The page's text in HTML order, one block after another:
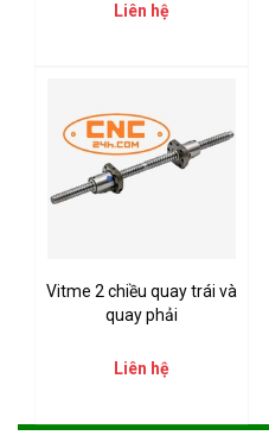
Liên hệ
Vitme 2 chiều quay trái và
quay phải
Liên hệ